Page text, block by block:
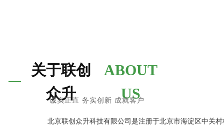
关于联创
众升
ABOUT
US
诚实正直 务实创新 成就客户
北京联创众升科技有限公司是注册于北京市海淀区中关